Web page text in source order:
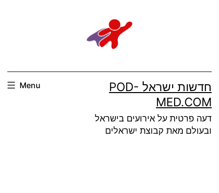
חדשות ישראל POD-
MED.COM
דעה פרטית על אירועים בישראל
ובעולם מאת קבוצת ישראלים
Menu